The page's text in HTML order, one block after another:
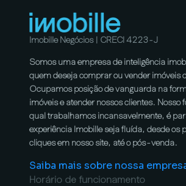
Imobille Negócios | CRECI 4223-J
Somos uma empresa de inteligência
quem deseja comprar ou vender imóveis
Ocupamos posição de vanguarda na
imóveis e atender nossos clientes. Nosso
qual trabalhamos incansavelmente, é
experiência Imobille seja fluída, desde os
cliques em nosso site, até o pós-venda.
Saiba mais sobre nossa
Horário de funcionamento